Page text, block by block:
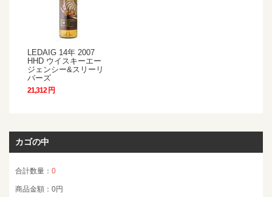
LEDAIG 14年 2007
HHD ウイスキーエー
ジェンシー&スリーリ
バーズ
21,312 円
カゴの中
合計数量： 0
商品金額： 0円